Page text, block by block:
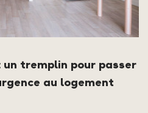
un tremplin pour passer
au logement